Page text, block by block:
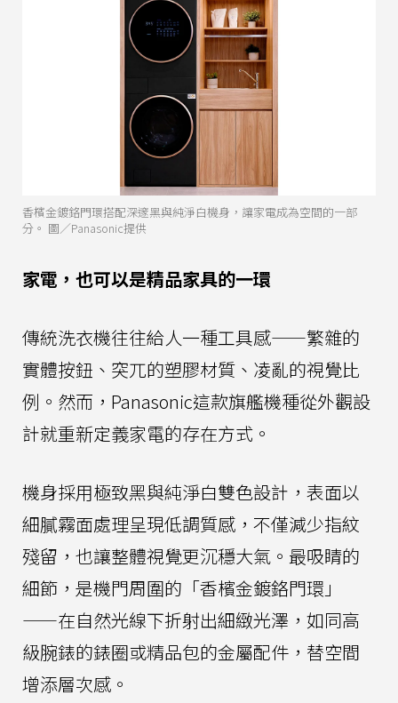
香檳金鍍鉻門環搭配深邃黑與純淨白機身，讓家電成為空間的一部
分。 圖／Panasonic提供
家電，也可以是精品家具的一環
傳統洗衣機往往給人一種工具感——繁雜的
實體按鈕、突兀的塑膠材質、凌亂的視覺比
例。然而，Panasonic這款旗艦機種從外觀設
計就重新定義家電的存在方式。
機身採用極致黑與純淨白雙色設計，表面以
細膩霧面處理呈現低調質感，不僅減少指紋
殘留，也讓整體視覺更沉穩大氣。最吸睛的
細節，是機門周圍的「香檳金鍍鉻門環」
——在自然光線下折射出細緻光澤，如同高
級腕錶的錶圈或精品包的金屬配件，替空間
增添層次感。